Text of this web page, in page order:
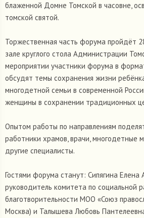
блаженной Домне Томской в часовне,
томской святой.
Торжественная часть форума пройдёт
зале круглого стола Администрации
мероприятии участники форума в
обсудят темы сохранения жизни
многодетной семьи в современной
женщины в сохранении традиционных
Опытом работы по направлениям
работники храмов, врачи, многодетные
другие специалисты.
Гостями форума станут: Сипягина Елена
руководитель комитета по социальной
благотворительности МОО «Союз
Москва) и Талышева Любовь